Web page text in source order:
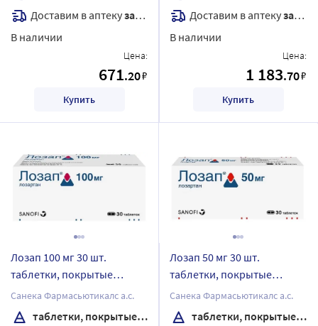
Доставим в аптекузавтра
В наличии
Цена:
671.20₽
Купить
Доставим в аптекузавтра
В наличии
Цена:
1 183.70₽
Купить
Лозап 100 мг 30 шт.
таблетки, покрытые
пленочной оболочкой
Санека Фармасьютикалс а.с.
таблетки, покрытые пленочной оболочкой
Лозап 50 мг 30 шт.
таблетки, покрытые
пленочной оболочкой
Санека Фармасьютикалс а.с.
таблетки, покрытые пленочной оболочкой